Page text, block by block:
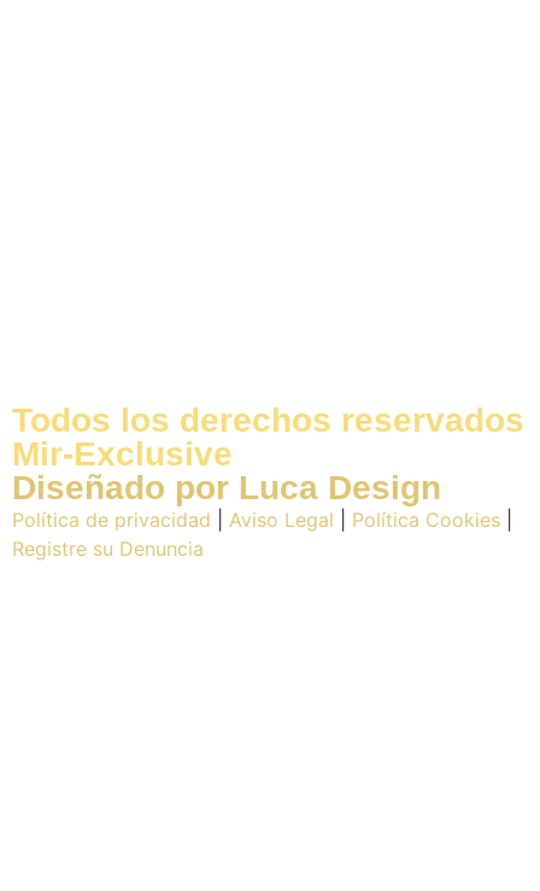
Todos los derechos reservados
Mir-Exclusive
Diseñado por Luca Design
Política de privacidad Aviso Legal Política Cookies
Registre su Denuncia